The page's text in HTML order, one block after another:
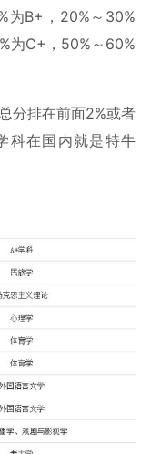
为B+，20%～30%
为C+，50%～60%
分排在前面2%或者
科在国内就是特牛